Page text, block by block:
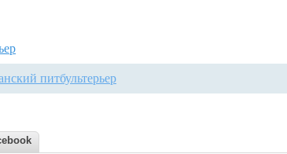
питбультерьер